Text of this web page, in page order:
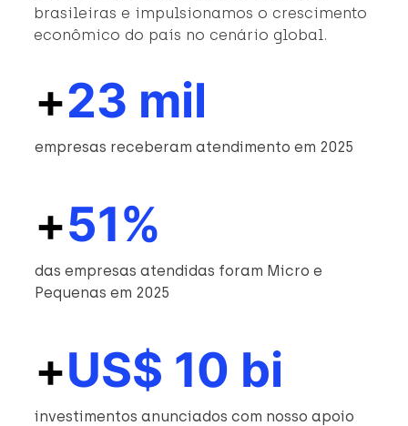
brasileiras e impulsionamos o crescimento
econômico do país no cenário global.
+23 mil
empresas receberam atendimento em 2025
+51%
das empresas atendidas foram Micro e
Pequenas em 2025
+US$ 10 bi
investimentos anunciados com nosso apoio